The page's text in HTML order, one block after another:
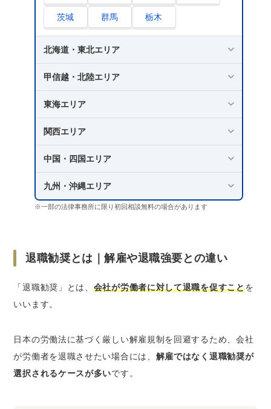
Q.転職活動をする場合、退職理由をどのよう
に説明したらよいのか？
Q.「退職勧奨を拒否したら解雇する」と会社
護士に相談するのがおすすめ
茨城 群馬 栃木
北海道・東北エリア
甲信越・北陸エリア
東海エリア
関西エリア
中国・四国エリア
九州・沖縄エリア
※一部の法律事務所に限り初回相談無料の場合があります
退職勧奨とは｜解雇や退職強要との違い
「退職勧奨」とは、 会社が労働者に対して退職を促すことを
いいます。
日本の労働法に基づく厳しい解雇規制を回避するため、会社
が労働者を退職させたい場合には、 解雇ではなく退職勧奨が
選択されるケースが多いです。